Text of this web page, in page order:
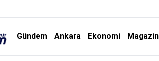
Gündem Ankara Ekonomi Magazin